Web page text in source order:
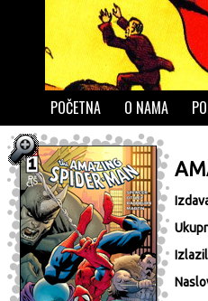
POČETNA O NAMA